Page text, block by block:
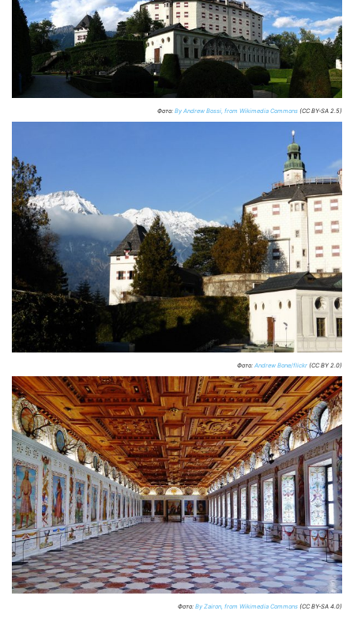
Фото: By Andrew Bossi, from Wikimedia Commons (CC BY-SA 2.5)
Фото: Andrew Bone/flickr (CC BY 2.0)
Фото: By Zairon, from Wikimedia Commons (CC BY-SA 4.0)